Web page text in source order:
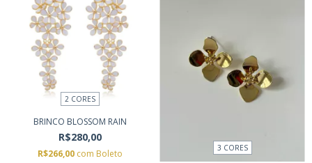
2 CORES
BRINCO BLOSSOM RAIN
R$280,00
R$266,00 com Boleto
3 CORES